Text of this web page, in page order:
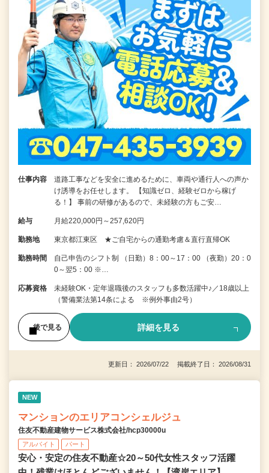
仕事内容
道路工事などを安全に進めるために、車両や通行人への声か
け誘導をお任せします。 【知識ゼロ、経験ゼロから稼げ
る！】 事前の研修があるので、未経験の方もご安…
給与 月給220,000円～257,620円
勤務地 東京都江東区 ★ご自宅からの通勤考慮＆直行直帰OK
勤務時間
自己申告のシフト制 （日勤）8：00～17：00 （夜勤）20：0
0～翌5：00 ※…
応募資格
未経験OK・定年退職後のスタッフも多数活躍中♪／18歳以上
（警備業法第14条による ※例外事由2号）
後で見る 詳細を見る
更新日： 2026/07/22 掲載終了日： 2026/08/31
NEW
マンションのエリアコンシェルジュ
住友不動産建物サービス株式会社/hcp30000u
アルバイト パート
安心・安定の住友不動産☆20～50代女性スタッフ活躍